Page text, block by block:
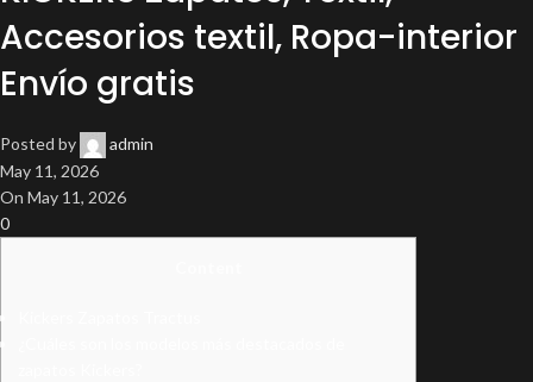
Accesorios textil, Ropa-interior
Envío gratis
Posted by
admin
May 11, 2026
On May 11, 2026
0